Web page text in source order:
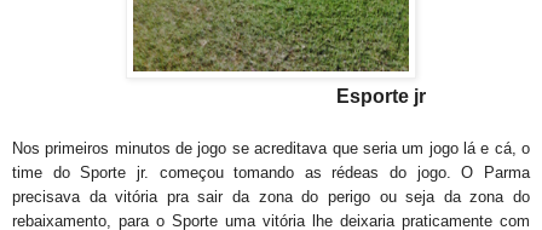
Esporte jr
Nos primeiros minutos de jogo se acreditava que seria um jogo lá e cá, o
time do Sporte jr. começou tomando as rédeas do jogo. O Parma
precisava da vitória pra sair da zona do perigo ou seja da zona do
rebaixamento, para o Sporte uma vitória lhe deixaria praticamente com